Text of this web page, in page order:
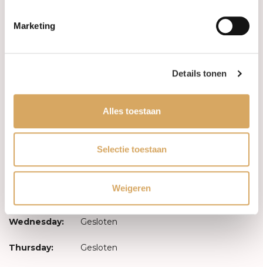
Marketing
Details tonen
Alles toestaan
Selectie toestaan
Weigeren
Monday: Gesloten
Wednesday: Gesloten
Thursday: Gesloten